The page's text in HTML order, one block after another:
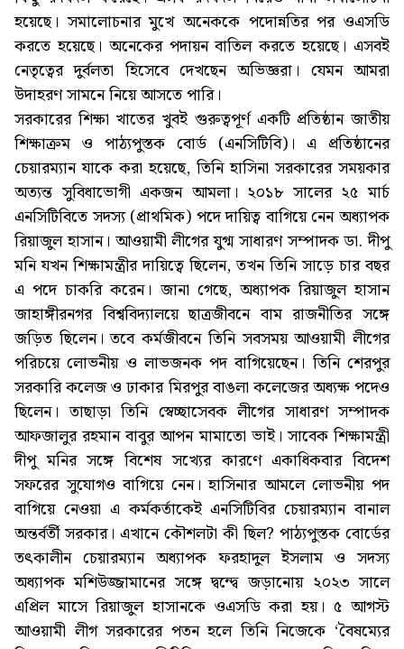
হয়েছে। সমালোচনার মুখে অনেককে পদোন্নতির পর ওএসডি
করতে হয়েছে। অনেকের পদায়ন বাতিল করতে হয়েছে। এসবই
নেতৃত্বের দুর্বলতা হিসেবে দেখছেন অভিজ্ঞরা। যেমন আমরা
উদাহরণ সামনে নিয়ে আসতে পারি।
সরকারের শিক্ষা খাতের খুবই গুরুত্বপূর্ণ একটি প্রতিষ্ঠান জাতীয়
শিক্ষাক্রম ও পাঠ্যপুস্তক বোর্ড (এনসিটিবি)। এ প্রতিষ্ঠানের
চেয়ারম্যান যাকে করা হয়েছে, তিনি হাসিনা সরকারের সময়কার
অত্যন্ত সুবিধাভোগী একজন আমলা। ২০১৮ সালের ২৫ মার্চ
এনসিটিবিতে সদস্য (প্রাথমিক) পদে দায়িত্ব বাগিয়ে নেন অধ্যাপক
রিয়াজুল হাসান। আওয়ামী লীগের যুগ্ম সাধারণ সম্পাদক ডা. দীপু
মনি যখন শিক্ষামন্ত্রীর দায়িত্বে ছিলেন, তখন তিনি সাড়ে চার বছর
এ পদে চাকরি করেন। জানা গেছে, অধ্যাপক রিয়াজুল হাসান
জাহাঙ্গীরনগর বিশ্ববিদ্যালয়ে ছাত্রজীবনে বাম রাজনীতির সঙ্গে
জড়িত ছিলেন। তবে কর্মজীবনে তিনি সবসময় আওয়ামী লীগের
পরিচয়ে লোভনীয় ও লাভজনক পদ বাগিয়েছেন। তিনি শেরপুর
সরকারি কলেজ ও ঢাকার মিরপুর বাঙলা কলেজের অধ্যক্ষ পদেও
ছিলেন। তাছাড়া তিনি স্বেচ্ছাসেবক লীগের সাধারণ সম্পাদক
আফজালুর রহমান বাবুর আপন মামাতো ভাই। সাবেক শিক্ষামন্ত্রী
দীপু মনির সঙ্গে বিশেষ সখ্যের কারণে একাধিকবার বিদেশ
সফরের সুযোগও বাগিয়ে নেন। হাসিনার আমলে লোভনীয় পদ
বাগিয়ে নেওয়া এ কর্মকর্তাকেই এনসিটিবির চেয়ারম্যান বানাল
অন্তর্বর্তী সরকার। এখানে কৌশলটা কী ছিল? পাঠ্যপুস্তক বোর্ডের
তৎকালীন চেয়ারম্যান অধ্যাপক ফরহাদুল ইসলাম ও সদস্য
অধ্যাপক মশিউজ্জামানের সঙ্গে দ্বন্দ্বে জড়ানোয় ২০২৩ সালে
এপ্রিল মাসে রিয়াজুল হাসানকে ওএসডি করা হয়। ৫ আগস্ট
আওয়ামী লীগ সরকারের পতন হলে তিনি নিজেকে ‘বৈষম্যের